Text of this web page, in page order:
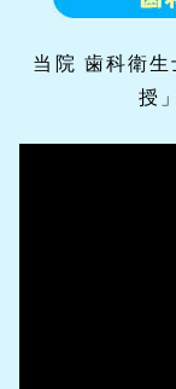
当院 歯科衛
授